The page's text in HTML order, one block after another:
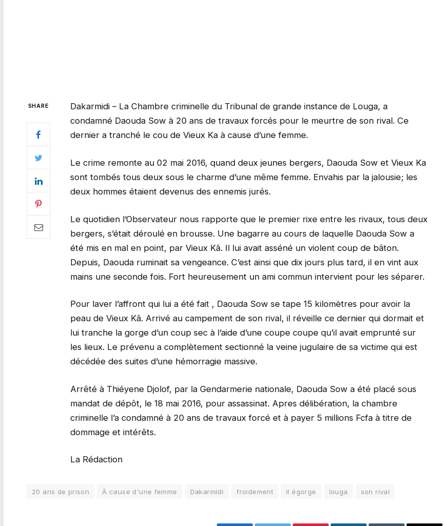
SHARE
Dakarmidi – La Chambre criminelle du Tribunal de grande instance de Louga, a
condamné Daouda Sow à 20 ans de travaux forcés pour le meurtre de son rival. Ce
dernier a tranché le cou de Vieux Ka à cause d’une femme.
Le crime remonte au 02 mai 2016, quand deux jeunes bergers, Daouda Sow et Vieux Ka
sont tombés tous deux sous le charme d’une même femme. Envahis par la jalousie; les
deux hommes étaient devenus des ennemis jurés.
Le quotidien l’Observateur nous rapporte que le premier rixe entre les rivaux, tous deux
bergers, s’était déroulé en brousse. Une bagarre au cours de laquelle Daouda Sow a
été mis en mal en point, par Vieux Kâ. Il lui avait asséné un violent coup de bâton.
Depuis, Daouda ruminait sa vengeance. C’est ainsi que dix jours plus tard, il en vint aux
mains une seconde fois. Fort heureusement un ami commun intervient pour les séparer.
Pour laver l’affront qui lui a été fait , Daouda Sow se tape 15 kilomètres pour avoir la
peau de Vieux Kâ. Arrivé au campement de son rival, il réveille ce dernier qui dormait et
lui tranche la gorge d’un coup sec à l’aide d’une coupe coupe qu’il avait emprunté sur
les lieux. Le prévenu a complètement sectionné la veine jugulaire de sa victime qui est
décédée des suites d’une hémorragie massive.
Arrêté à Thiéyene Djolof, par la Gendarmerie nationale, Daouda Sow a été placé sous
mandat de dépôt, le 18 mai 2016, pour assassinat. Apres délibération, la chambre
criminelle l’a condamné à 20 ans de travaux forcé et à payer 5 millions Fcfa à titre de
dommage et intérêts.
La Rédaction
20 ans de prison À cause d'une femme Dakarmidi froidement il égorge louga son rival